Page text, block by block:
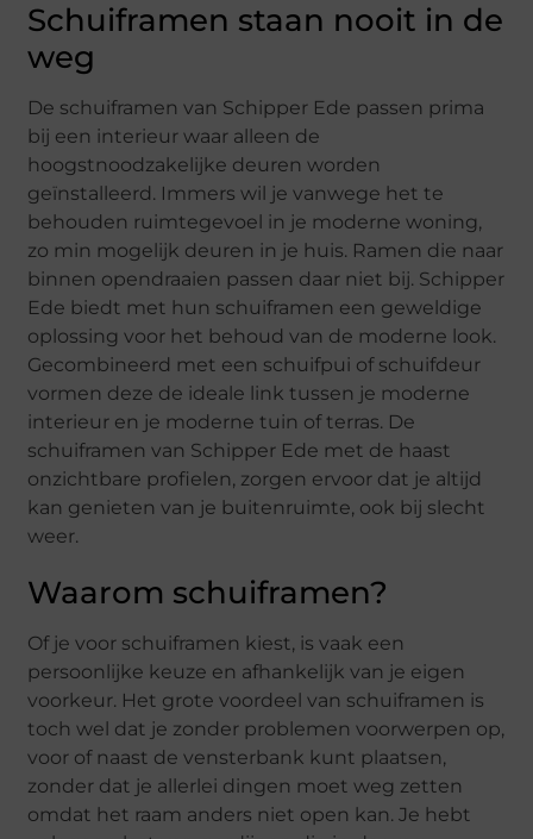
Schuiframen staan nooit in de
weg
De schuiframen van Schipper Ede passen prima
bij een interieur waar alleen de
hoogstnoodzakelijke deuren worden
geïnstalleerd. Immers wil je vanwege het te
behouden ruimtegevoel in je moderne woning,
zo min mogelijk deuren in je huis. Ramen die naar
binnen opendraaien passen daar niet bij. Schipper
Ede biedt met hun schuiframen een geweldige
oplossing voor het behoud van de moderne look.
Gecombineerd met een schuifpui of schuifdeur
vormen deze de ideale link tussen je moderne
interieur en je moderne tuin of terras. De
schuiframen van Schipper Ede met de haast
onzichtbare profielen, zorgen ervoor dat je altijd
kan genieten van je buitenruimte, ook bij slecht
weer.
Waarom schuiframen?
Of je voor schuiframen kiest, is vaak een
persoonlijke keuze en afhankelijk van je eigen
voorkeur. Het grote voordeel van schuiframen is
toch wel dat je zonder problemen voorwerpen op,
voor of naast de vensterbank kunt plaatsen,
zonder dat je allerlei dingen moet weg zetten
omdat het raam anders niet open kan. Je hebt